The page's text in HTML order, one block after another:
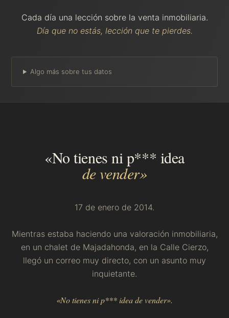
Cada día una lección sobre la venta inmobiliaria.
Día que no estás, lección que te pierdes.
Algo más sobre tus datos
«No tienes ni p*** idea
de vender»
17 de enero de 2014.
Mientras estaba haciendo una valoración inmobiliaria,
en un chalet de Majadahonda, en la Calle Cierzo,
llegó un correo muy directo, con un asunto muy
inquietante.
«No tienes ni p*** idea de vender».